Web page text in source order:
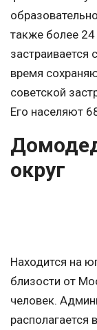
также более 24
время
советской
Его населяют
округ
Находится на
близости от
человек.